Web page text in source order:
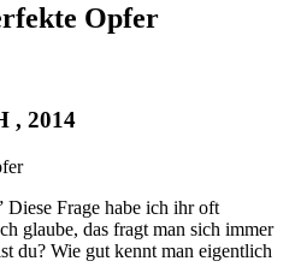
Opfer
, 2014
Diese Frage habe ich ihr oft
glaube, das fragt man sich immer
du? Wie gut kennt man eigentlich